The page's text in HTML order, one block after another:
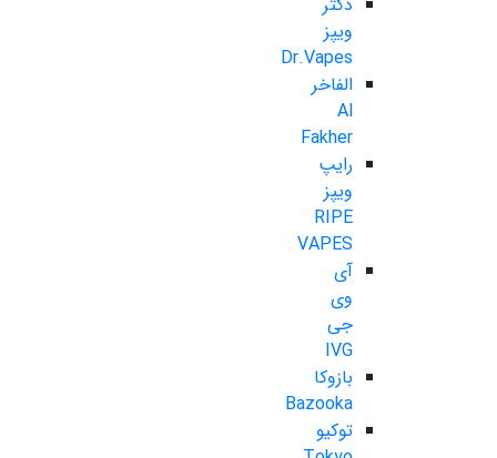
ویپز
Dr.Vapes
الفاخر
Al
Fakher
رایپ
ویپز
RIPE
VAPES
آی
وی
جی
IVG
بازوکا
Bazooka
توکیو